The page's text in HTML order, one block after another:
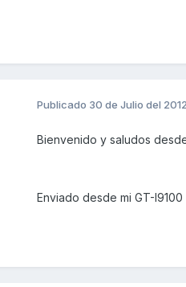
Publicado 30 de Julio del 2012
Bienvenido y saludos
Enviado desde mi GT-